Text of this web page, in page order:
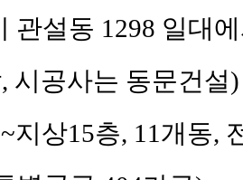
관설동 1298 일대
시공사는 동문건설)
~지상15층, 11개동,